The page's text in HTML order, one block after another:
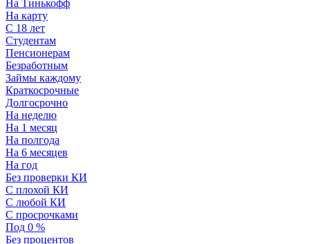
На Тинькофф
На карту
С 18 лет
Студентам
Пенсионерам
Безработным
Займы каждому
Краткосрочные
Долгосрочно
На неделю
На 1 месяц
На полгода
На 6 месяцев
На год
Без проверки КИ
С плохой КИ
С любой КИ
С просрочками
Под 0 %
Без процентов